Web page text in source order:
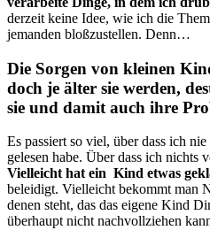
derzeit keine Idee, wie ich die
jemanden bloßzustellen. Denn…
Die Sorgen von kleinen
doch je älter sie werden,
sie und damit auch ihre
Es passiert so viel, über dass ich
gelesen habe. Über dass ich nichts
Vielleicht hat ein Kind etwas
beleidigt. Vielleicht bekommt man
denen steht, das das eigene Kind
überhaupt nicht nachvollziehen